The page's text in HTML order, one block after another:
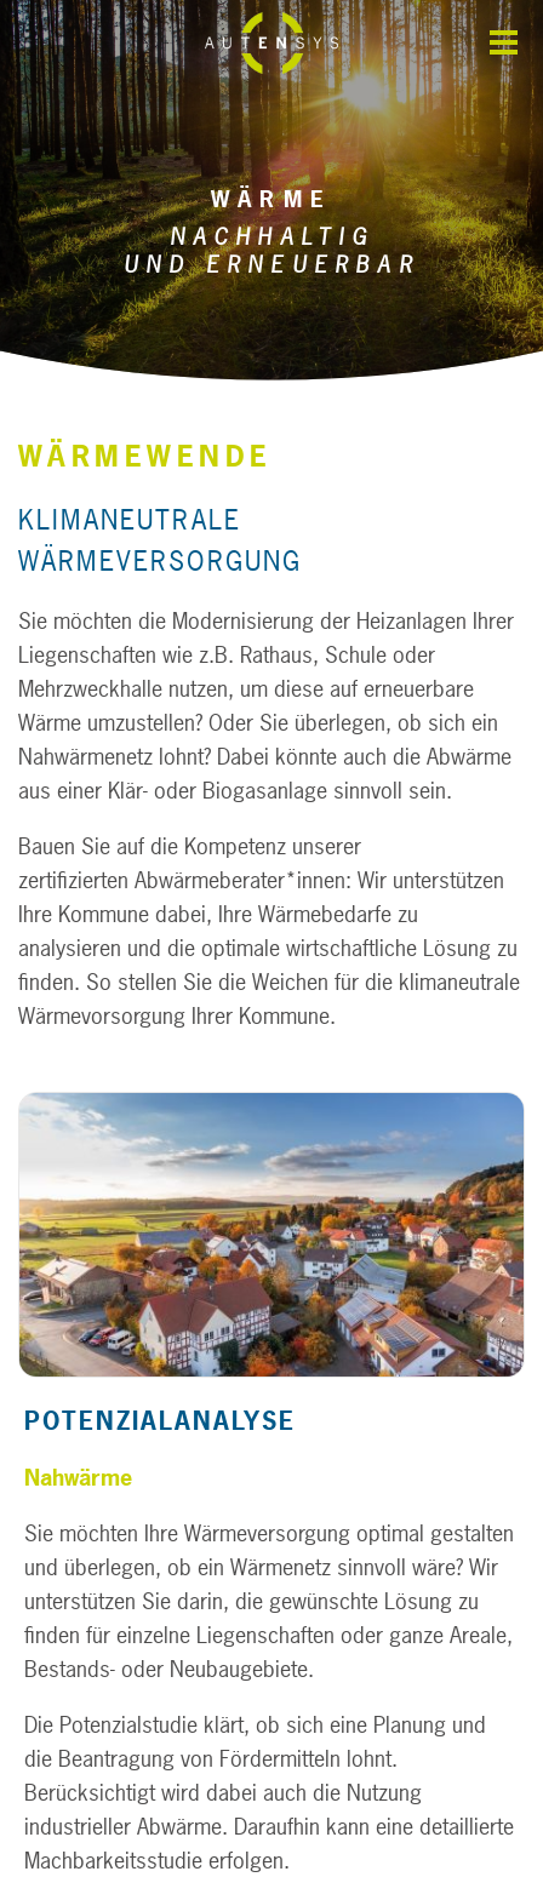
FÜR UNTERNEHMEN
FÜR KOMMUNEN
AUTARKIE
BEW-STUDIE
NOTFALL- UND KRISENMANAGEMENT
WÄRME & NAHWÄRME
PROJEKTE
NEWS
WÄRME
NACHHALTIG
UND ERNEUERBAR
WÄRMEWENDE
KLIMANEUTRALE
WÄRMEVERSORGUNG
Sie möchten die Modernisierung der Heizanlagen Ihrer
Liegenschaften wie z.B. Rathaus, Schule oder
Mehrzweckhalle nutzen, um diese auf erneuerbare
Wärme umzustellen? Oder Sie überlegen, ob sich ein
Nahwärmenetz lohnt? Dabei könnte auch die Abwärme
aus einer Klär- oder Biogasanlage sinnvoll sein.
Bauen Sie auf die Kompetenz unserer
zertifizierten Abwärmeberater*innen: Wir unterstützen
Ihre Kommune dabei, Ihre Wärmebedarfe zu
analysieren und die optimale wirtschaftliche Lösung zu
finden. So stellen Sie die Weichen für die klimaneutrale
Wärmevorsorgung Ihrer Kommune.
POTENZIALANALYSE
Nahwärme
Sie möchten Ihre Wärmeversorgung optimal gestalten
und überlegen, ob ein Wärmenetz sinnvoll wäre? Wir
unterstützen Sie darin, die gewünschte Lösung zu
finden für einzelne Liegenschaften oder ganze Areale,
Bestands- oder Neubaugebiete.
Die Potenzialstudie klärt, ob sich eine Planung und
die Beantragung von Fördermitteln lohnt.
Berücksichtigt wird dabei auch die Nutzung
industrieller Abwärme. Daraufhin kann eine detaillierte
Machbarkeitsstudie erfolgen.